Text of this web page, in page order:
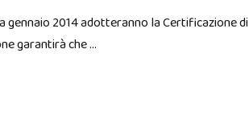
gennaio 2014 adotteranno la Certificazione di
garantirà che …